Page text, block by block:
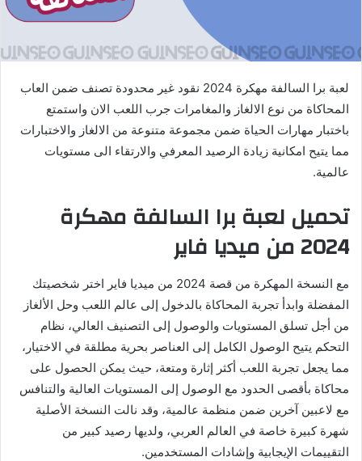
لعبة برا السالفة مهكرة 2024 نقود غير محدودة تصنف ضمن العاب
المحاكاة من نوع الالغاز والمغامرات جرب اللعب الان واستمتع
باختبار مهارات الحياة ضمن مجموعة متنوعة من الالغاز والاختبارات
مما يتيح امكانية زيادة الرصيد المعرفي والارتقاء الى مستويات
عالمية.
تحميل لعبة برا السالفة مهكرة
2024 من ميديا ​​فاير
مع النسخة المهكرة من قصة 2024 من ميديا ​​فاير اختر شخصيتك
المفضلة وابدأ تجربة المحاكاة بالدخول إلى عالم اللعب وحل الألغاز
من أجل تسلق المستويات والوصول إلى التصنيف العالي، نظام
التحكم يتيح الوصول الكامل إلى العناصر بحرية مطلقة في الاختيار،
مما يجعل تجربة اللعب أكثر إثارة ومتعة، حيث يمكن الحصول على
محاكاة بأقصى الحدود مع الوصول إلى المستويات العالية والتنافس
مع لاعبين آخرين ضمن منظمة عالمية، وقد نالت النسخة الأصلية
شهرة كبيرة خاصة في العالم العربي، ولديها رصيد كبير من
التقييمات الإيجابية وإشادات المستخدمين.